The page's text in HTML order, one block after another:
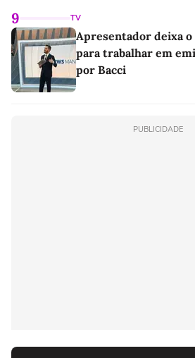
9 TV
Apresentador deixa o
para trabalhar em
por Bacci
PUBLICIDADE